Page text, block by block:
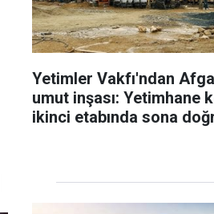
Yetimler Vakfı'ndan
umut inşası: Yetimhane
ikinci etabında sona